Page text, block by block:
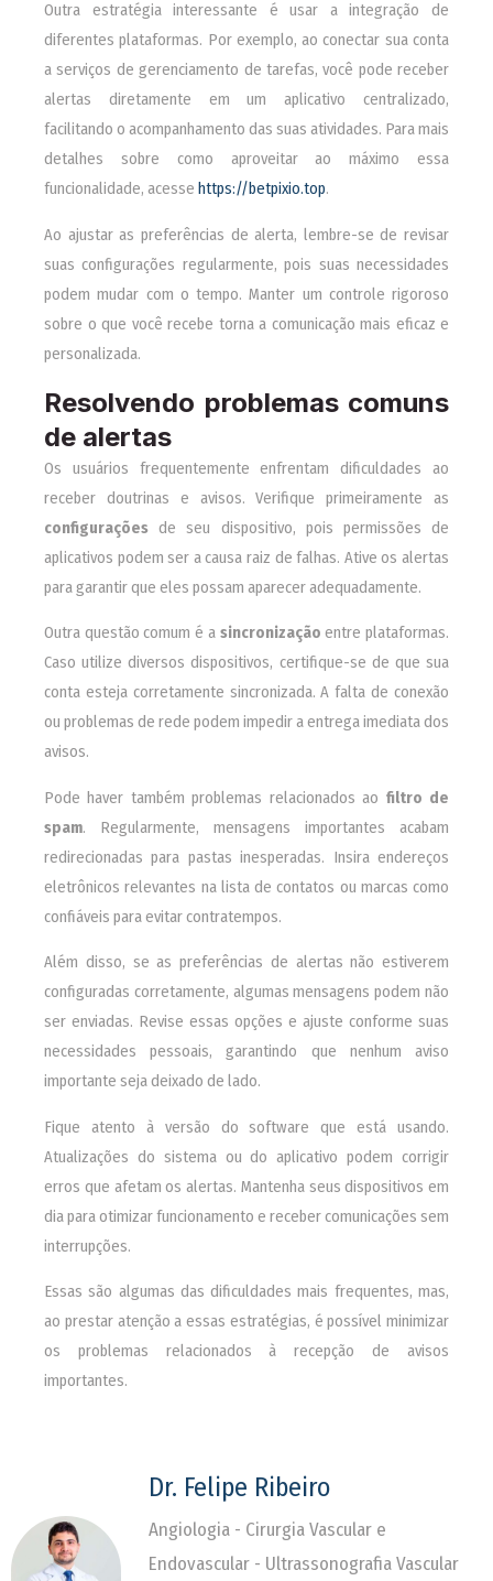
Outra estratégia interessante é usar a integração de
diferentes plataformas. Por exemplo, ao conectar sua conta
a serviços de gerenciamento de tarefas, você pode receber
alertas diretamente em um aplicativo centralizado,
facilitando o acompanhamento das suas atividades. Para mais
detalhes sobre como aproveitar ao máximo essa
funcionalidade, acesse https://betpixio.top.
Ao ajustar as preferências de alerta, lembre-se de revisar
suas configurações regularmente, pois suas necessidades
podem mudar com o tempo. Manter um controle rigoroso
sobre o que você recebe torna a comunicação mais eficaz e
personalizada.
Resolvendo problemas comuns
de alertas
Os usuários frequentemente enfrentam dificuldades ao
receber doutrinas e avisos. Verifique primeiramente as
configurações de seu dispositivo, pois permissões de
aplicativos podem ser a causa raiz de falhas. Ative os alertas
para garantir que eles possam aparecer adequadamente.
Outra questão comum é a sincronização entre plataformas.
Caso utilize diversos dispositivos, certifique-se de que sua
conta esteja corretamente sincronizada. A falta de conexão
ou problemas de rede podem impedir a entrega imediata dos
avisos.
Pode haver também problemas relacionados ao filtro de
spam. Regularmente, mensagens importantes acabam
redirecionadas para pastas inesperadas. Insira endereços
eletrônicos relevantes na lista de contatos ou marcas como
confiáveis para evitar contratempos.
Além disso, se as preferências de alertas não estiverem
configuradas corretamente, algumas mensagens podem não
ser enviadas. Revise essas opções e ajuste conforme suas
necessidades pessoais, garantindo que nenhum aviso
importante seja deixado de lado.
Fique atento à versão do software que está usando.
Atualizações do sistema ou do aplicativo podem corrigir
erros que afetam os alertas. Mantenha seus dispositivos em
dia para otimizar funcionamento e receber comunicações sem
interrupções.
Essas são algumas das dificuldades mais frequentes, mas,
ao prestar atenção a essas estratégias, é possível minimizar
os problemas relacionados à recepção de avisos
importantes.
Dr. Felipe Ribeiro
Angiologia - Cirurgia Vascular e
Endovascular - Ultrassonografia Vascular